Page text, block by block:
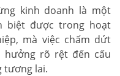
kinh doanh là một
biệt được trong hoạt
mà việc chấm dứt
hưởng rõ rệt đến cấu
tương lai.